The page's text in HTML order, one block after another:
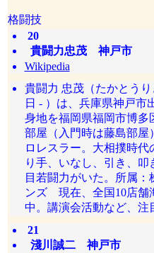
格闘技
20
貴闘力忠茂 神戸市
Wikipedia
貴闘力 忠茂（たかとう
日 - ）は、兵庫県神戸市
身地を福岡県福岡市博多
部屋（入門時は藤島部屋
ロレスラー。大相撲時
り手、いなし、引き、
目若闘力がいた。所属
ンズ 現在、全国10店舗
中。講演会活動など、注
21
淺川誠二 神戸市